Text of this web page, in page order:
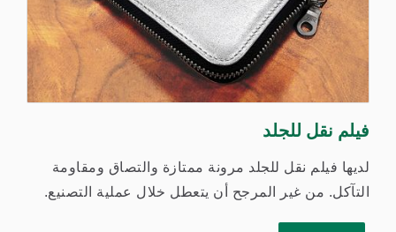
فيلم نقل للجلد
لديها فيلم نقل للجلد مرونة ممتازة والتصاق ومقاومة
التآكل. من غير المرجح أن يتعطل خلال عملية التصنيع.